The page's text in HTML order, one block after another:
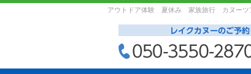
アウトドア体験 夏休み 家族旅行 カヌー